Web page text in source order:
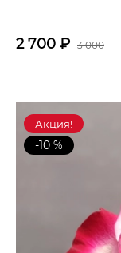
2 700 ₽ 3 000
Акция!
-10 %